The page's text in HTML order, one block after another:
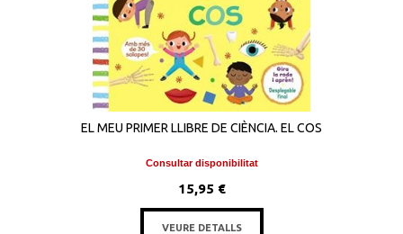
EL MEU PRIMER LLIBRE DE CIÈNCIA. EL COS
Consultar disponibilitat
15,95 €
VEURE DETALLS